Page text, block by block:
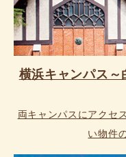
横浜キャンパス～
両キャンパスにアクセ
い物件